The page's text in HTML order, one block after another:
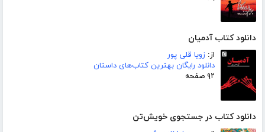
دانلود کتاب آدمیان
از: زویا قلی پور
دانلود رایگان بهترین کتاب‌های داستان
۹۲ صفحه
دانلود کتاب در جستجوی خویش‌تن